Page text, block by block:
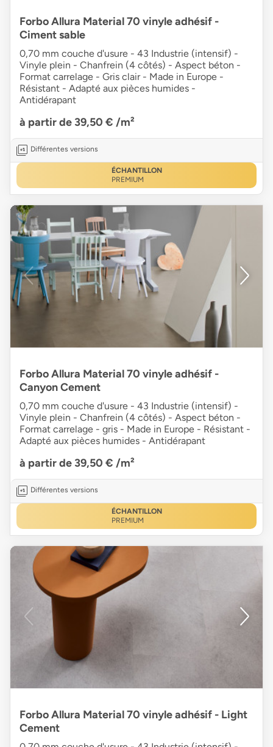
Forbo Allura Material 70 vinyle adhésif -
Ciment sable
0,70 mm couche d'usure - 43 Industrie (intensif) -
Vinyle plein - Chanfrein (4 côtés) - Aspect béton -
Format carrelage - Gris clair - Made in Europe -
Résistant - Adapté aux pièces humides -
Antidérapant
à partir de 39,50 € /m²
Différentes versions
ÉCHANTILLON
PREMIUM
Forbo Allura Material 70 vinyle adhésif -
Canyon Cement
0,70 mm couche d'usure - 43 Industrie (intensif) -
Vinyle plein - Chanfrein (4 côtés) - Aspect béton -
Format carrelage - gris - Made in Europe - Résistant -
Adapté aux pièces humides - Antidérapant
à partir de 39,50 € /m²
Différentes versions
ÉCHANTILLON
PREMIUM
Forbo Allura Material 70 vinyle adhésif - Light
Cement